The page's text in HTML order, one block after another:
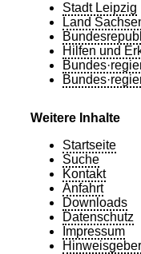
Stadt Leipzig
Land
Hilfen und
Weitere Inhalte
Startseite
Suche
Kontakt
Anfahrt
Downloads
Datenschutz
Impressum